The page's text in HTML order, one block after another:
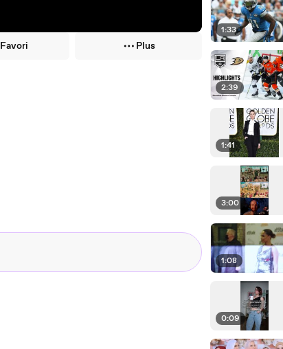
Favori Plus
1:33
2:39
1:41
3:00
1:08
0:09